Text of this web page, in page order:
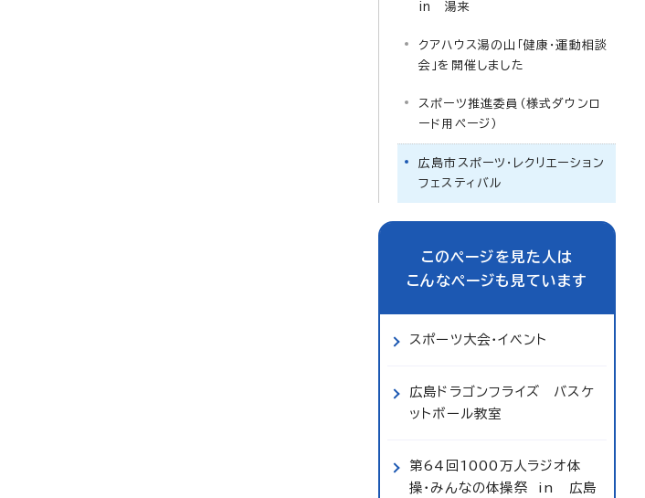
in 湯来
クアハウス湯の山「健康・運動相談
会」を開催しました
スポーツ推進委員（様式ダウンロ
ード用ページ）
広島市スポーツ・レクリエーション
フェスティバル
このページを見た人は
こんなページも見ています
スポーツ大会・イベント
広島ドラゴンフライズ バスケ
ットボール教室
第64回1000万人ラジオ体
操・みんなの体操祭 in 広島